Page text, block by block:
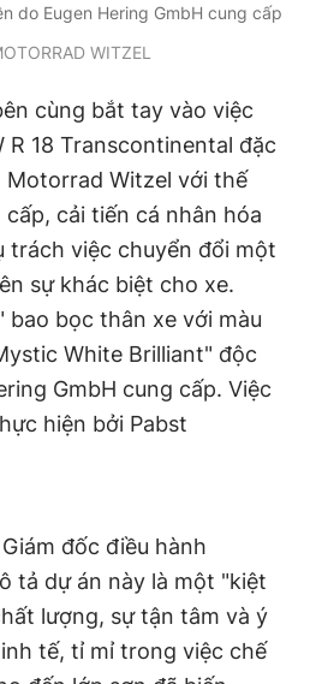
do Eugen Hering GmbH cung cấp
WITZEL
cùng bắt tay vào việc
R 18 Transcontinental đặc
Motorrad Witzel với thế
cải tiến cá nhân hóa
trách việc chuyển đổi một
sự khác biệt cho xe.
bao bọc thân xe với màu
White Brilliant" độc
GmbH cung cấp. Việc
hiện bởi Pabst
đốc điều hành
tả dự án này là một "kiệt
lượng, sự tận tâm và ý
tế, tỉ mỉ trong việc chế